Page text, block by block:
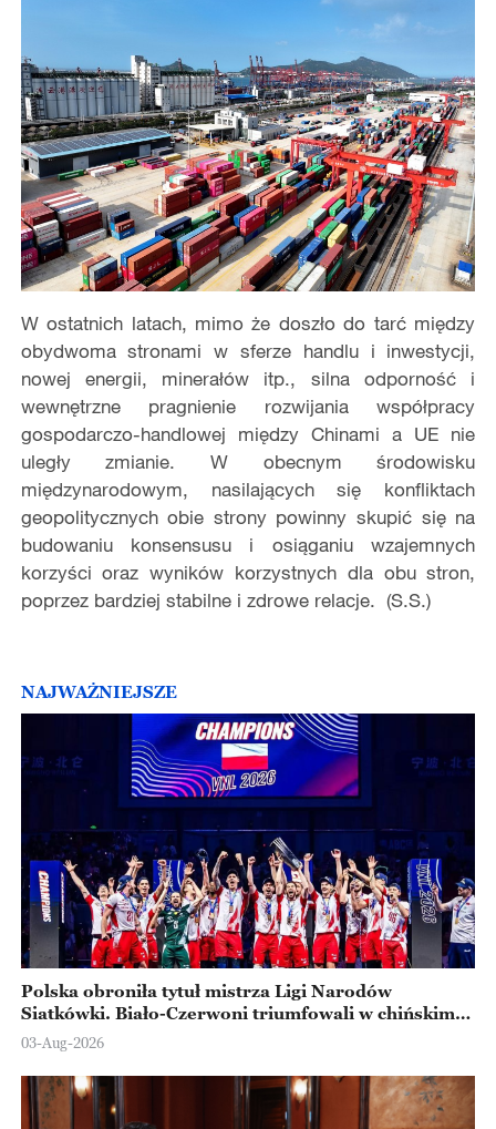
W ostatnich latach, mimo że doszło do tarć między
obydwoma stronami w sferze handlu i inwestycji,
nowej energii, minerałów itp., silna odporność i
wewnętrzne pragnienie rozwijania współpracy
gospodarczo-handlowej między Chinami a UE nie
uległy zmianie. W obecnym środowisku
międzynarodowym, nasilających się konfliktach
geopolitycznych obie strony powinny skupić się na
budowaniu konsensusu i osiąganiu wzajemnych
korzyści oraz wyników korzystnych dla obu stron,
poprzez bardziej stabilne i zdrowe relacje. (S.S.)
NAJWAŻNIEJSZE
Polska obroniła tytuł mistrza Ligi Narodów
Siatkówki. Biało-Czerwoni triumfowali w chińskim
Ningbo
03-Aug-2026